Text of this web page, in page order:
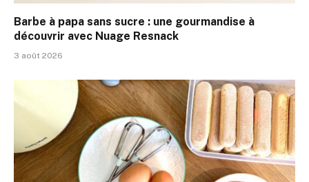
Barbe à papa sans sucre : une gourmandise à
découvrir avec Nuage Resnack
3 août 2026